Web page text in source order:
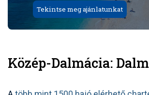
Tekintse meg ajánlatunkat
Közép-Dalmácia: